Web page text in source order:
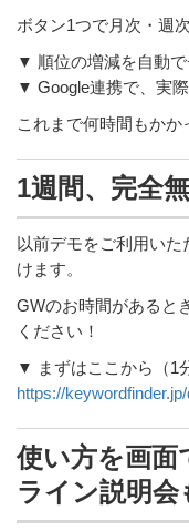
ボタン1つで月次・週
▼ 順位の増減を自動
▼ Google連携で、実
これまで何時間もかか
1週間、完全
以前デモをご利用い
けます。
GWのお時間があると
ください！
▼ まずはここから（1
https://
使い方を画面
ライン説明会